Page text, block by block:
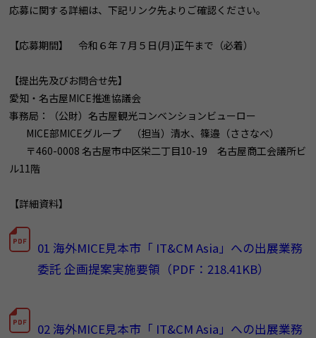
応募に関する詳細は、下記リンク先よりご確認ください。
【応募期間】 令和６年７月５日(月)正午まで（必着）
【提出先及びお問合せ先】
愛知・名古屋MICE推進協議会
事務局：（公財）名古屋観光コンベンションビューロー
MICE部MICEグループ （担当）清水、篠邉（ささなべ）
〒460-0008 名古屋市中区栄二丁目10-19 名古屋商工会議所ビ
ル11階
【詳細資料】
01 海外MICE見本市「 IT&CM Asia」への出展業務
委託 企画提案実施要領（PDF：218.41KB）
02 海外MICE見本市「 IT&CM Asia」への出展業務